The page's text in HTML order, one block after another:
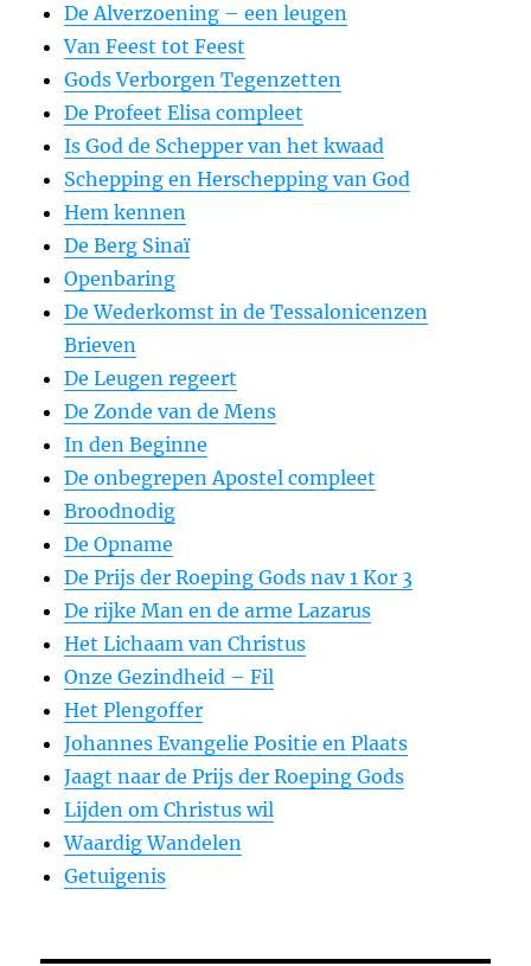
De Alverzoening – een leugen
Van Feest tot Feest
Gods Verborgen Tegenzetten
De Profeet Elisa compleet
Is God de Schepper van het kwaad
Schepping en Herschepping van God
Hem kennen
De Berg Sinaï
Openbaring
De Wederkomst in de Tessalonicenzen
Brieven
De Leugen regeert
De Zonde van de Mens
In den Beginne
De onbegrepen Apostel compleet
Broodnodig
De Opname
De Prijs der Roeping Gods nav 1 Kor 3
De rijke Man en de arme Lazarus
Het Lichaam van Christus
Onze Gezindheid – Fil
Het Plengoffer
Johannes Evangelie Positie en Plaats
Jaagt naar de Prijs der Roeping Gods
Lijden om Christus wil
Waardig Wandelen
Getuigenis